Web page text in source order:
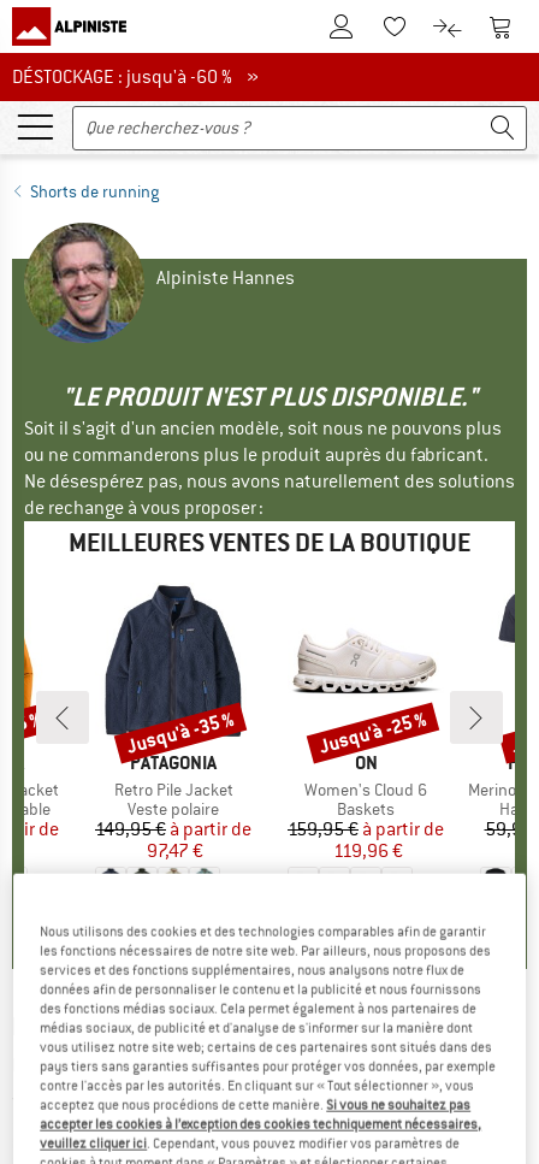
Vers le compte client
Vers la liste
Vers le
DÉSTOCKAGE : jusqu'à -60 %
DÉSTOCKAGE : jusqu'à -60 % »
Shorts de running
Alpiniste Hannes
"LE PRODUIT N'EST PLUS DISPONIBLE."
Soit il s'agit d'un ancien modèle, soit nous ne pouvons plus
ou ne commanderons plus le produit auprès du fabricant.
Ne désespérez pas, nous avons naturellement des solutions
de rechange à vous proposer :
MEILLEURES VENTES DE LA BOUTIQUE
Jacket
réduit
de
%
MARQUE
PATAGONIA
Article
Retro Pile Jacket
Product group
Veste polaire
Prix
149,95 € Prix réduit
à partir de
97,47 €
Remise
Jusqu'à -35 %
MARQUE
ON
Article
Women's Cloud 6
Product group
Baskets
Prix
159,95 € Prix réduit
à partir de
119,96 €
Remise
Jusqu'à -25 %
Article
MerinoMix150
Haut
59,95
LA SPORTIVA - Triumph Tight Short - Short de
running
(0)
Nous utilisons des cookies et des technologies comparables afin de garantir
les fonctions nécessaires de notre site web. Par ailleurs, nous proposons des
services et des fonctions supplémentaires, nous analysons notre flux de
données afin de personnaliser le contenu et la publicité et nous fournissons
des fonctions médias sociaux. Cela permet également à nos partenaires de
médias sociaux, de publicité et d'analyse de s'informer sur la manière dont
vous utilisez notre site web; certains de ces partenaires sont situés dans des
pays tiers sans garanties suffisantes pour protéger vos données, par exemple
contre l'accès par les autorités. En cliquant sur « Tout sélectionner », vous
acceptez que nous procédions de cette manière.Si vous ne souhaitez pas
accepter les cookies à l’exception des cookies techniquement nécessaires,
veuillez cliquer ici. Cependant, vous pouvez modifier vos paramètres de